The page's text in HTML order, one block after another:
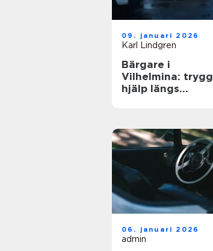
09. januari 2026
Karl Lindgren
Bärgare i
Vilhelmina: trygg
hjälp längs
06. januari 2026
admin